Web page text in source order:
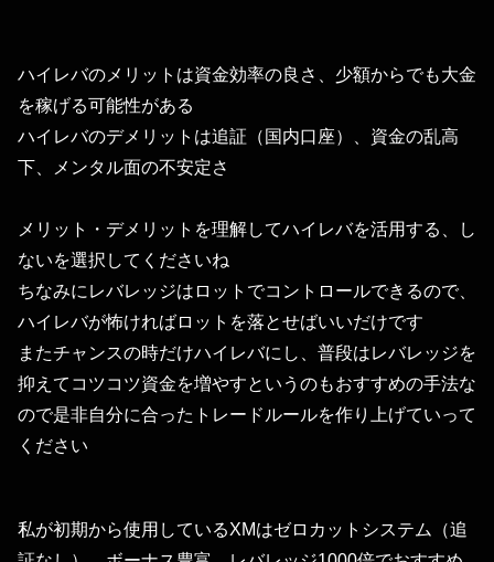
ハイレバのメリットは資金効率の良さ、少額からでも大金
を稼げる可能性がある
ハイレバのデメリットは追証（国内口座）、資金の乱高
下、メンタル面の不安定さ
メリット・デメリットを理解してハイレバを活用する、し
ないを選択してくださいね
ちなみにレバレッジはロットでコントロールできるので、
ハイレバが怖ければロットを落とせばいいだけです
またチャンスの時だけハイレバにし、普段はレバレッジを
抑えてコツコツ資金を増やすというのもおすすめの手法な
ので是非自分に合ったトレードルールを作り上げていって
ください
私が初期から使用しているXMはゼロカットシステム（追